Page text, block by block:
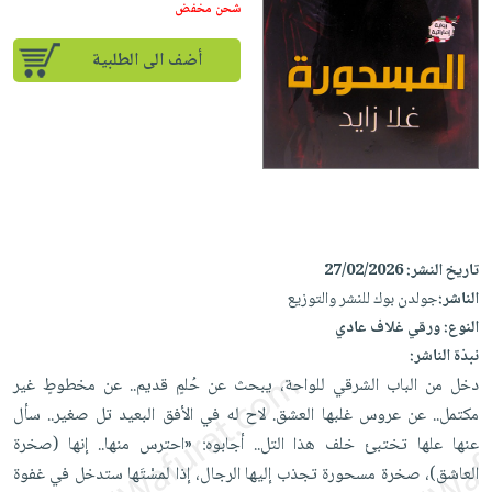
إختياراتنا
كتب
أكاديمية
صندوق
القراءة
iKitab
بلا
حدود
أسئلة
على
Android
تحميل
iKitab
على
Apple
أسئلة
يتكرر
طرحها
تحميل
masmu3
على
masmu3
على
Apple
المواضيع
الأكثر
مبيعاً
إختياراتنا
وسائل
القراءة
جوائز
تعليمية
الصحة
والعناية
الشخصية
جديد
العناية
الشخصية
العناية
وتصفيف
الشعر
العناية
بالجسم
المطبخ
والسفرة
جديد
الكل
أواني
الطهي
أدوات
متجر
الهدايا
أقسام
شحن مخفض
أضف الى الطلبية
تاريخ النشر:27/02/2026
الناشر:جولدن بوك للنشر والتوزيع
النوع:ورقي غلاف عادي
نبذة الناشر:
دخل من الباب الشرقي للواحة، يبحث عن حُلمٍ قديم.. عن مخطوطٍ غير
مكتمل.. عن عروس غلبها العشق. لاح له في الأفق البعيد تل صغير.. سأل
عنها علها تختبئ خلف هذا التل.. أجابوه: «احترس منها.. إنها (صخرة
العاشق)، صخرة مسحورة تجذب إليها الرجال، إذا لمسْتَها ستدخل في غفوة